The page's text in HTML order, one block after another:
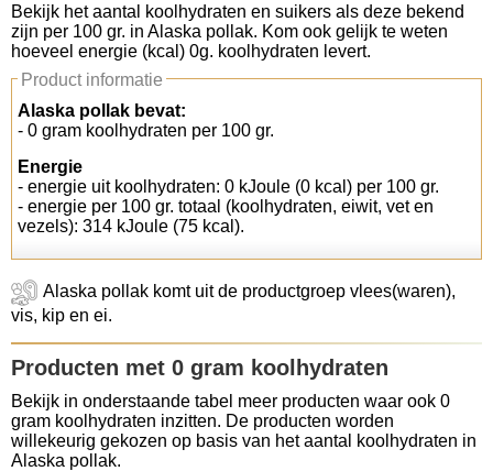
Koolhydraten tellen
Links
Bekijk het aantal koolhydraten en suikers als deze bekend
zijn per 100 gr. in Alaska pollak. Kom ook gelijk te weten
hoeveel energie (kcal) 0g. koolhydraten levert.
Product informatie
Alaska pollak bevat:
- 0 gram koolhydraten per 100 gr.
Energie
- energie uit koolhydraten: 0 kJoule (0 kcal) per 100 gr.
- energie per 100 gr. totaal (koolhydraten, eiwit, vet en
vezels): 314 kJoule (75 kcal).
Alaska pollak komt uit de productgroep vlees(waren),
vis, kip en ei.
Producten met 0 gram koolhydraten
Bekijk in onderstaande tabel meer producten waar ook 0
gram koolhydraten inzitten. De producten worden
willekeurig gekozen op basis van het aantal koolhydraten in
Alaska pollak.